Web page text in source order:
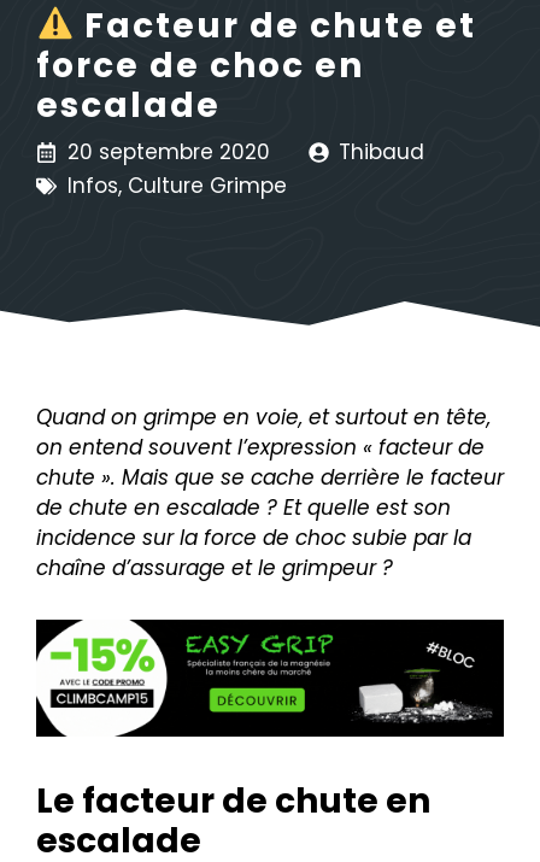
Facteur de chute et
force de choc en
escalade
20 septembre 2020
Thibaud
Infos, Culture Grimpe
Quand on grimpe en voie, et surtout en tête,
on entend souvent l’expression « facteur de
chute ». Mais que se cache derrière le facteur
de chute en escalade ? Et quelle est son
incidence sur la force de choc subie par la
chaîne d’assurage et le grimpeur ?
Le facteur de chute en
escalade